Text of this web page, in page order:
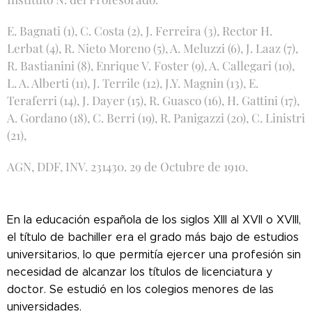
E. Bagnati (1), C. Costa (2), J. Ferreira (3), Rector H.
Lerbat (4), R. Nieto Moreno (5), A. Meluzzi (6), J. Laaz (7),
R. Bastianini (8), Enrique V. Foster (9), A. Callegari (10),
L. A. Alberti (11), J. Terrile (12), J.Y. Magnin (13), E.
Teraferri (14), J. Dayer (15), R. Guasco (16), H. Gattini (17),
A. Gordano (18), C. Berri (19), R. Panigazzi (20), C. Linistri
(21),
AGN, DDF, INV. 231430. 29 de Octubre de 1910.
En la educación española de los siglos XIII al XVII o XVIII,
el título de bachiller era el grado más bajo de estudios
universitarios, lo que permitía ejercer una profesión sin
necesidad de alcanzar los títulos de licenciatura y
doctor. Se estudió en los colegios menores de las
universidades.